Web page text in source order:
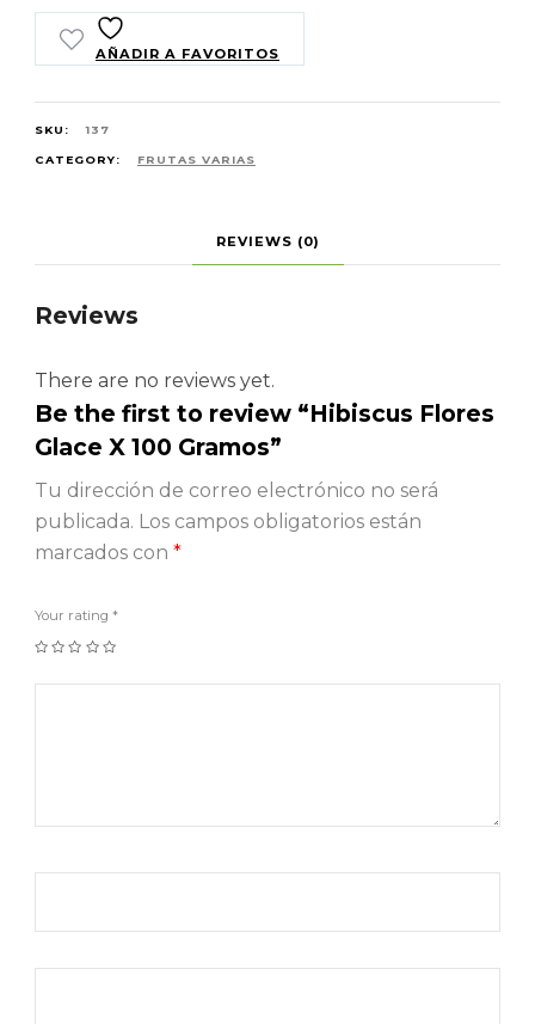
AÑADIR A FAVORITOS
SKU: 137
CATEGORY: FRUTAS VARIAS
REVIEWS (0)
Reviews
There are no reviews yet.
Be the first to review “Hibiscus Flores
Glace X 100 Gramos”
Tu dirección de correo electrónico no será
publicada. Los campos obligatorios están
marcados con *
Your rating *
1 2 3